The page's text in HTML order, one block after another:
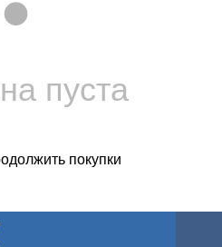
пуста
покупки